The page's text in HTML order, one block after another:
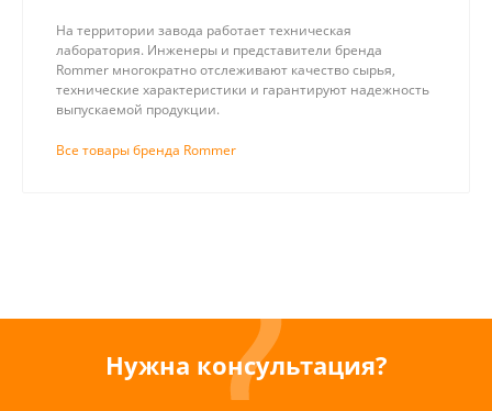
На территории завода работает техническая
лаборатория. Инженеры и представители бренда
Rommer многократно отслеживают качество сырья,
технические характеристики и гарантируют надежность
выпускаемой продукции.
Все товары бренда Rommer
Нужна консультация?